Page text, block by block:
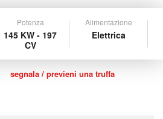
Potenza
145 KW - 197
CV
Alimentazione
Elettrica
segnala / previeni una truffa